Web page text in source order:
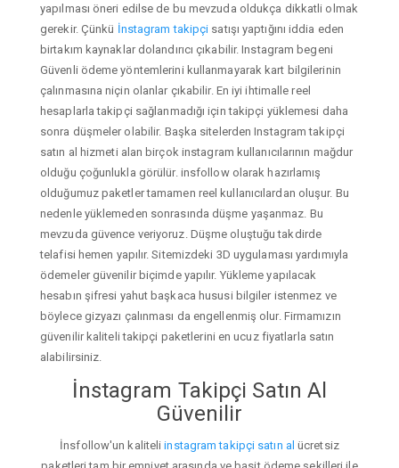
yapılması öneri edilse de bu mevzuda oldukça dikkatli olmak
gerekir. Çünkü İnstagram takipçi satışı yaptığını iddia eden
birtakım kaynaklar dolandırıcı çıkabilir. Instagram begeni
Güvenli ödeme yöntemlerini kullanmayarak kart bilgilerinin
çalınmasına niçin olanlar çıkabilir. En iyi ihtimalle reel
hesaplarla takipçi sağlanmadığı için takipçi yüklemesi daha
sonra düşmeler olabilir. Başka sitelerden Instagram takipçi
satın al hizmeti alan birçok instagram kullanıcılarının mağdur
olduğu çoğunlukla görülür. insfollow olarak hazırlamış
olduğumuz paketler tamamen reel kullanıcılardan oluşur. Bu
nedenle yüklemeden sonrasında düşme yaşanmaz. Bu
mevzuda güvence veriyoruz. Düşme oluştuğu takdirde
telafisi hemen yapılır. Sitemizdeki 3D uygulaması yardımıyla
ödemeler güvenilir biçimde yapılır. Yükleme yapılacak
hesabın şifresi yahut başkaca hususi bilgiler istenmez ve
böylece gizyazı çalınması da engellenmiş olur. Firmamızın
güvenilir kaliteli takipçi paketlerini en ucuz fiyatlarla satın
alabilirsiniz.
İnstagram Takipçi Satın Al
Güvenilir
İnsfollow'un kaliteliinstagram takipçi satın al ücretsiz